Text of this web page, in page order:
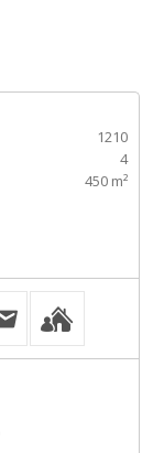
1210
4
450 m²